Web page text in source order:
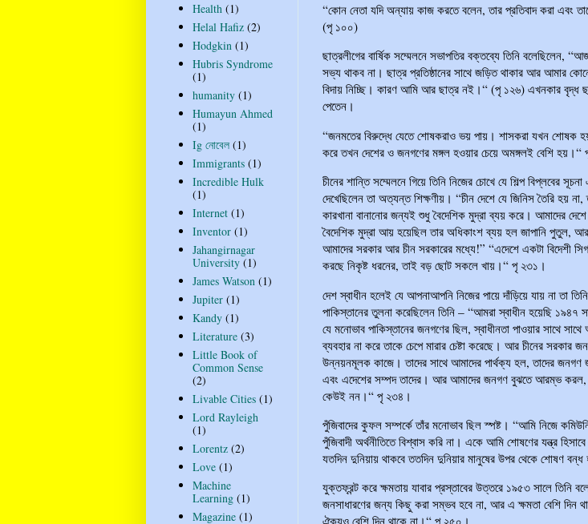
“কোন নেতা যদি অন্যায় কাজ করতে বলেন, তার প্রতিবাদ করা এবং
(পৃ ১০০)
ছাত্রলীগের বার্ষিক সম্মেলনে সভাপতির বক্তব্যে তিনি বলেছিলেন,
সভ্য থাকব না। ছাত্র প্রতিষ্ঠানের সাথে জড়িত থাকার আর আমার
বিদায় নিচ্ছি। কারণ আমি আর ছাত্র নই।“ (পৃ ১২৬) এখনকার বৃদ্ধ
পেতেন।
“জনমতের বিরুদ্ধে যেতে শোষকরাও ভয় পায়। শাসকরা যখন শোষক
করে তখন দেশের ও জনগণের মঙ্গল হওয়ার চেয়ে অমঙ্গলই বেশি হয়।“
চীনের শান্তি সম্মেলনে গিয়ে তিনি নিজের চোখে যে শিল্প বিপ্লবের
দেখেছিলেন তা অত্যন্ত শিক্ষণীয়। “চীন দেশে যে জিনিস তৈরি হয়
কারখানা বানানোর জন্যই শুধু বৈদেশিক মুদ্রা ব্যয় করে। আমাদের
বৈদেশিক মুদ্রা আয় হয়েছিল তার অধিকাংশ ব্যয় হল জাপানি পুতুল,
আমাদের সরকার আর চীন সরকারের মধ্যে!” “এদেশে একটা বিদেশী
করছে নিকৃষ্ট ধরনের, তাই বড় ছোট সকলে খায়।“ পৃ ২৩১।
দেশ স্বাধীন হলেই যে আপনাআপনি নিজের পায়ে দাঁড়িয়ে যায় না তা
পাকিস্তানের তুলনা করেছিলেন তিনি – “আমরা স্বাধীন হয়েছি ১৯৪৭
যে মনোভাব পাকিস্তানের জনগণের ছিল, স্বাধীনতা পাওয়ার সাথে
ব্যবহার না করে তাকে চেপে মারার চেষ্টা করেছে। আর চীনের সরকার
উন্নয়নমূলক কাজে। তাদের সাথে আমাদের পার্থক্য হল, তাদের
এবং এদেশের সম্পদ তাদের। আর আমাদের জনগণ বুঝতে আরম্ভ করল,
কেউই নন।“ পৃ ২৩৪।
পুঁজিবাদের কুফল সম্পর্কে তাঁর মনোভাব ছিল স্পষ্ট। “আমি নিজে
পুঁজিবাদী অর্থনীতিতে বিশ্বাস করি না। একে আমি শোষণের যন্ত্র
যতদিন দুনিয়ায় থাকবে ততদিন দুনিয়ার মানুষের উপর থেকে শোষণ
যুক্তফ্রন্ট করে ক্ষমতায় যাবার প্রস্তাবের উত্তরে ১৯৫৩ সালে তিনি
জনসাধারণের জন্য কিছু করা সম্ভব হবে না, আর এ ক্ষমতা বেশি দিন
Health (1)
Helal Hafiz (2)
Hodgkin (1)
Hubris Syndrome
(1)
humanity (1)
Humayun Ahmed
(1)
Ig নোবেল (1)
Immigrants (1)
Incredible Hulk
(1)
Internet (1)
Inventor (1)
Jahangirnagar
University (1)
James Watson (1)
Jupiter (1)
Kandy (1)
Literature (3)
Little Book of
Common Sense
(2)
Livable Cities (1)
Lord Rayleigh
(1)
Lorentz (2)
Love (1)
Machine
Learning (1)
Magazine (1)